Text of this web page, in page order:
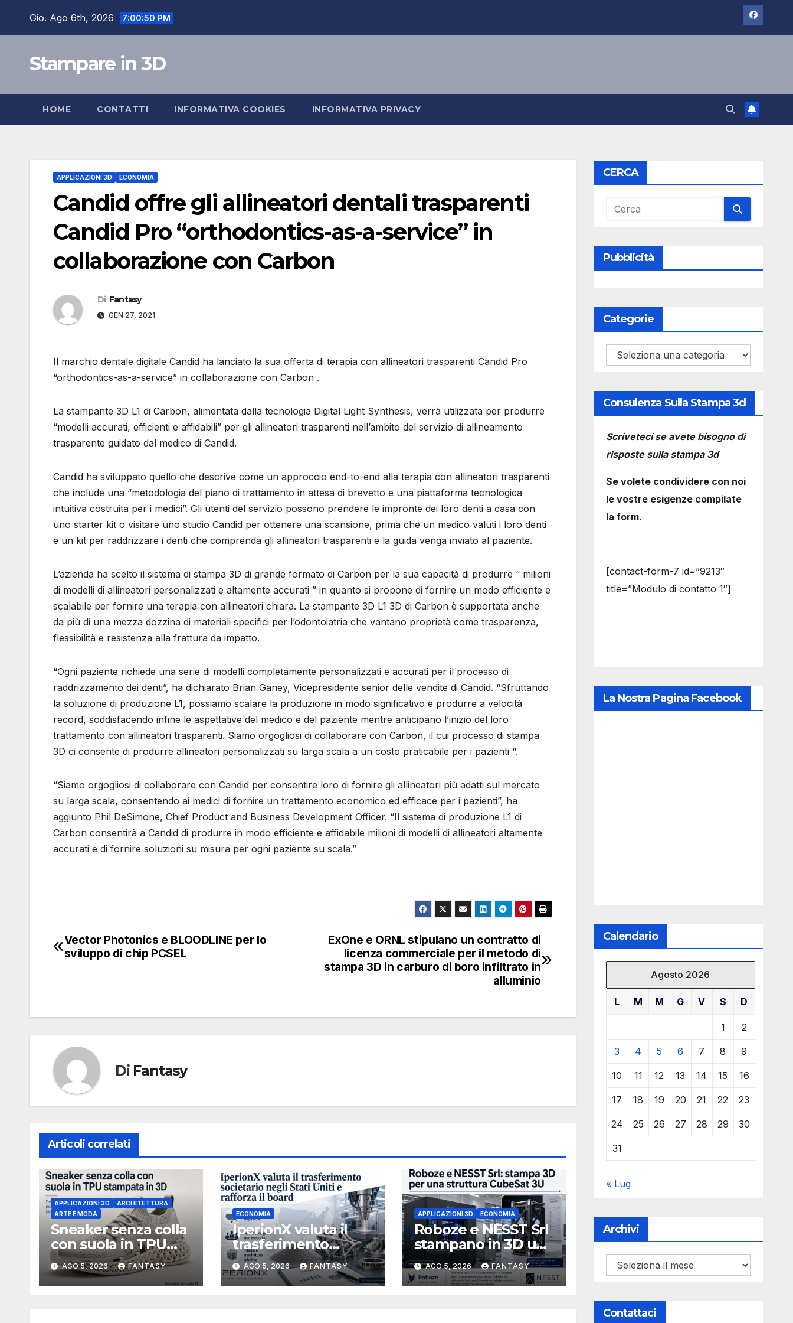
Gio. Ago 6th, 2026 7:00:50 PM
Stampare in 3D
HOME CONTATTI INFORMATIVA COOKIES INFORMATIVA PRIVACY
APPLICAZIONI 3D ECONOMIA
Candid offre gli allineatori dentali trasparenti
Candid Pro “orthodontics-as-a-service” in
collaborazione con Carbon
Di Fantasy
GEN 27, 2021
Il marchio dentale digitale Candid ha lanciato la sua offerta di terapia con allineatori trasparenti Candid Pro
“orthodontics-as-a-service” in collaborazione con Carbon .
La stampante 3D L1 di Carbon, alimentata dalla tecnologia Digital Light Synthesis, verrà utilizzata per produrre
“modelli accurati, efficienti e affidabili” per gli allineatori trasparenti nell’ambito del servizio di allineamento
trasparente guidato dal medico di Candid.
Candid ha sviluppato quello che descrive come un approccio end-to-end alla terapia con allineatori trasparenti
che include una “metodologia del piano di trattamento in attesa di brevetto e una piattaforma tecnologica
intuitiva costruita per i medici”. Gli utenti del servizio possono prendere le impronte dei loro denti a casa con
uno starter kit o visitare uno studio Candid per ottenere una scansione, prima che un medico valuti i loro denti
e un kit per raddrizzare i denti che comprenda gli allineatori trasparenti e la guida venga inviato al paziente.
L’azienda ha scelto il sistema di stampa 3D di grande formato di Carbon per la sua capacità di produrre “ milioni
di modelli di allineatori personalizzati e altamente accurati ” in quanto si propone di fornire un modo efficiente e
scalabile per fornire una terapia con allineatori chiara. La stampante 3D L1 3D di Carbon è supportata anche
da più di una mezza dozzina di materiali specifici per l’odontoiatria che vantano proprietà come trasparenza,
flessibilità e resistenza alla frattura da impatto.
“Ogni paziente richiede una serie di modelli completamente personalizzati e accurati per il processo di
raddrizzamento dei denti”, ha dichiarato Brian Ganey, Vicepresidente senior delle vendite di Candid. “Sfruttando
la soluzione di produzione L1, possiamo scalare la produzione in modo significativo e produrre a velocità
record, soddisfacendo infine le aspettative del medico e del paziente mentre anticipano l’inizio del loro
trattamento con allineatori trasparenti. Siamo orgogliosi di collaborare con Carbon, il cui processo di stampa
3D ci consente di produrre allineatori personalizzati su larga scala a un costo praticabile per i pazienti “.
“Siamo orgogliosi di collaborare con Candid per consentire loro di fornire gli allineatori più adatti sul mercato
su larga scala, consentendo ai medici di fornire un trattamento economico ed efficace per i pazienti”, ha
aggiunto Phil DeSimone, Chief Product and Business Development Officer. “Il sistema di produzione L1 di
Carbon consentirà a Candid di produrre in modo efficiente e affidabile milioni di modelli di allineatori altamente
accurati e di fornire soluzioni su misura per ogni paziente su scala.”
Navigazione
ExOne e ORNL stipulano un contratto di
licenza commerciale per il metodo di
stampa 3D in carburo di boro infiltrato in
alluminio
Vector Photonics e BLOODLINE per lo
sviluppo di chip PCSEL
Di Fantasy
Articoli correlati
APPLICAZIONI 3D
ARCHITETTURA
ARTE E MODA
Sneaker senza colla
con suola in TPU
stampata in 3D
AGO 5, 2026 FANTASY
ECONOMIA
IperionX valuta il
trasferimento
societario negli Stati
Uniti e rafforza il
board, ha nominato
AGO 5, 2026 FANTASY
APPLICAZIONI 3D ECONOMIA
Roboze e NESST Srl
stampano in 3D una
struttura CubeSat
3U in Carbon PEEK
AGO 5, 2026 FANTASY
CERCA
Pubblicità
Categorie
Categorie
Consulenza Sulla Stampa 3d
Scriveteci se avete bisogno di
risposte sulla stampa 3d
Se volete condividere con noi
le vostre esigenze compilate
la form.
[contact-form-7 id=”9213″
title=”Modulo di contatto 1″]
La Nostra Pagina Facebook
Calendario
Agosto 2026
L M M G V S D
1 2
3 4 5 6 7 8 9
10 11 12 13 14 15 16
17 18 19 20 21 22 23
24 25 26 27 28 29 30
31
« Lug
Archivi
Archivi
Contattaci